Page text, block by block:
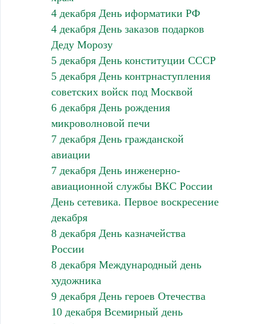
4 декабря День иформатики РФ
4 декабря День заказов подарков
Деду Морозу
5 декабря День конституции СССР
5 декабря День контрнаступления
советских войск под Москвой
6 декабря День рождения
микроволновой печи
7 декабря День гражданской
авиации
7 декабря День инженерно-
авиационной службы ВКС России
День сетевика. Первое воскресение
декабря
8 декабря День казначейства
России
8 декабря Международный день
художника
9 декабря День героев Отечества
10 декабря Всемирный день